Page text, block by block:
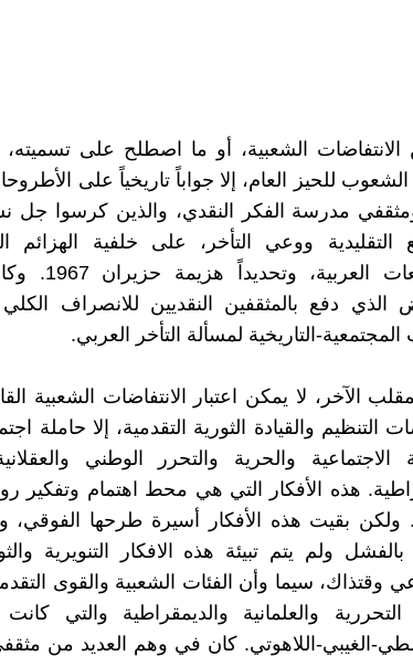
الانتفاضات الشعبية، أو ما اصطلح على
للحيز العام، إلا جواباً تاريخياً على
مدرسة الفكر النقدي، والذين كرسوا جل
التقليدية ووعي التأخر، على خلفية الهزائم
المجتمعات
الذي دفع بالمثقفين النقديين للانصراف
المجتمعية-التاريخية لمسألة التأخر العربي.
الآخر، لا يمكن اعتبار الانتفاضات الشعبية
التنظيم والقيادة الثورية التقدمية، إلا حاملة
الاجتماعية والحرية والتحرر الوطني
هذه الأفكار التي هي محط اهتمام وتفكير
ولكن بقيت هذه الأفكار أسيرة طرحها
بالفشل ولم يتم تبيئة هذه الافكار التنويرية
وقتذاك، سيما وأن الفئات الشعبية والقوى
التحررية والعلمانية والديمقراطية والتي
الغيبي-اللاهوتي. كان في وهم العديد من